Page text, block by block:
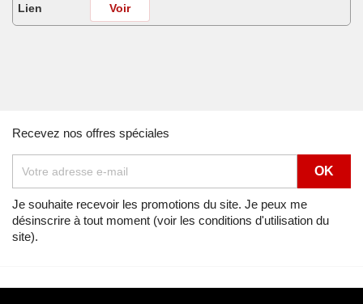
Lien
Voir
FOURCHETTE ARRIERE/CARTER DE CHAINE
Lien
Voir
Africa Twin 750 SHASTA WHITE (NH138H) de 1992
Vue éclatée
FOURCHETTE ARRIERE/CARTER DE CHAINE
Lien
Recevez nos offres spéciales
Je souhaite recevoir les promotions du site. Je peux me
désinscrire à tout moment (voir les conditions d'utilisation du
site).